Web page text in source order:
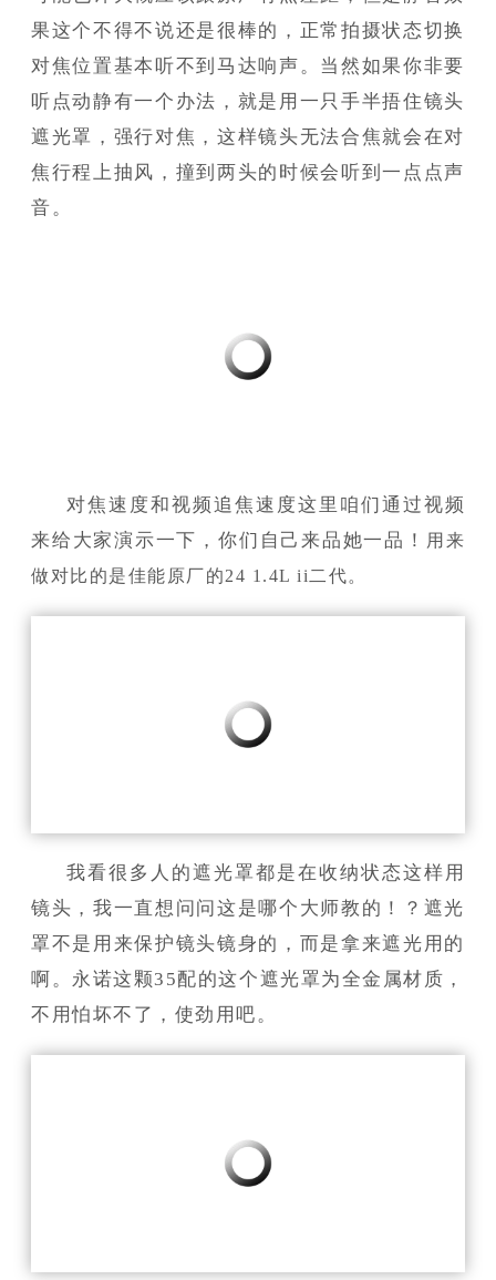
可能也许大概应该跟原厂有点差距，但是静音效
果这个不得不说还是很棒的，正常拍摄状态切换
对焦位置基本听不到马达响声。当然如果你非要
听点动静有一个办法，就是用一只手半捂住镜头
遮光罩，强行对焦，这样镜头无法合焦就会在对
焦行程上抽风，撞到两头的时候会听到一点点声
对焦速度和视频追焦速度这里咱们通过视频
来给大家演示一下，你们自己来品她一品！
我看很多人的遮光罩都是在收纳状态这样用
镜头，我一直想问问这是哪个大师教的！？遮光
罩不是用来保护镜头镜身的，而是拿来遮光用的
啊。永诺这颗35配的这个遮光罩为全金属材质，